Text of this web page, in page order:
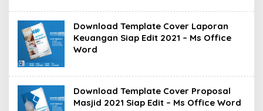
Download Template Cover Laporan
Keuangan Siap Edit 2021 – Ms Office
Word
Download Template Cover Proposal
Masjid 2021 Siap Edit – Ms Office Word